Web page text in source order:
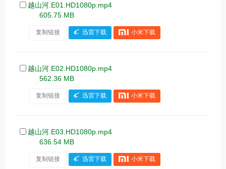
越山河.E01.HD1080p.mp4
605.75 MB
复制链接 迅雷下载 小米下载
越山河.E02.HD1080p.mp4
562.36 MB
复制链接 迅雷下载 小米下载
越山河.E03.HD1080p.mp4
636.54 MB
复制链接 迅雷下载 小米下载